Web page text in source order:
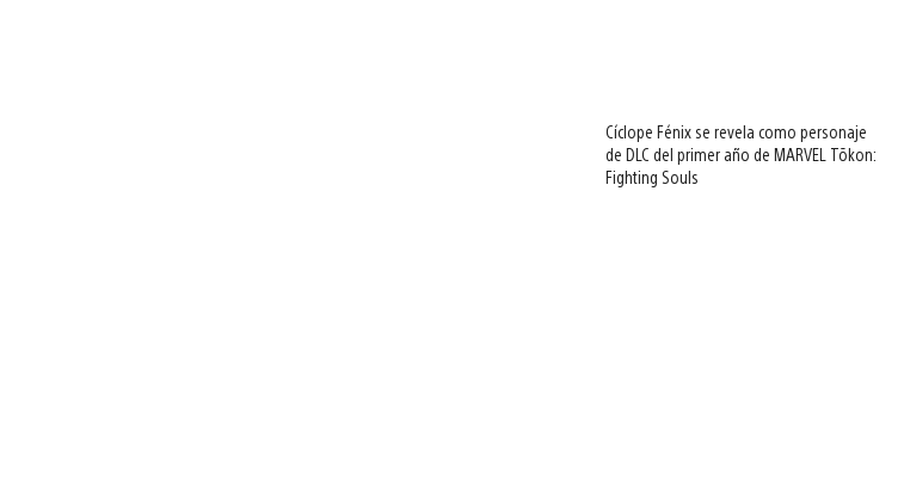
Cíclope Fénix se revela como personaje
de DLC del primer año de MARVEL Tōkon:
Fighting Souls